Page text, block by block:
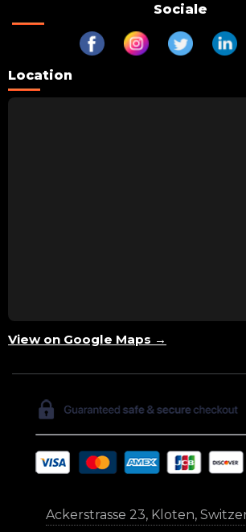
Sociale
Location
View on Google Maps →
Ackerstrasse 23, Kloten,